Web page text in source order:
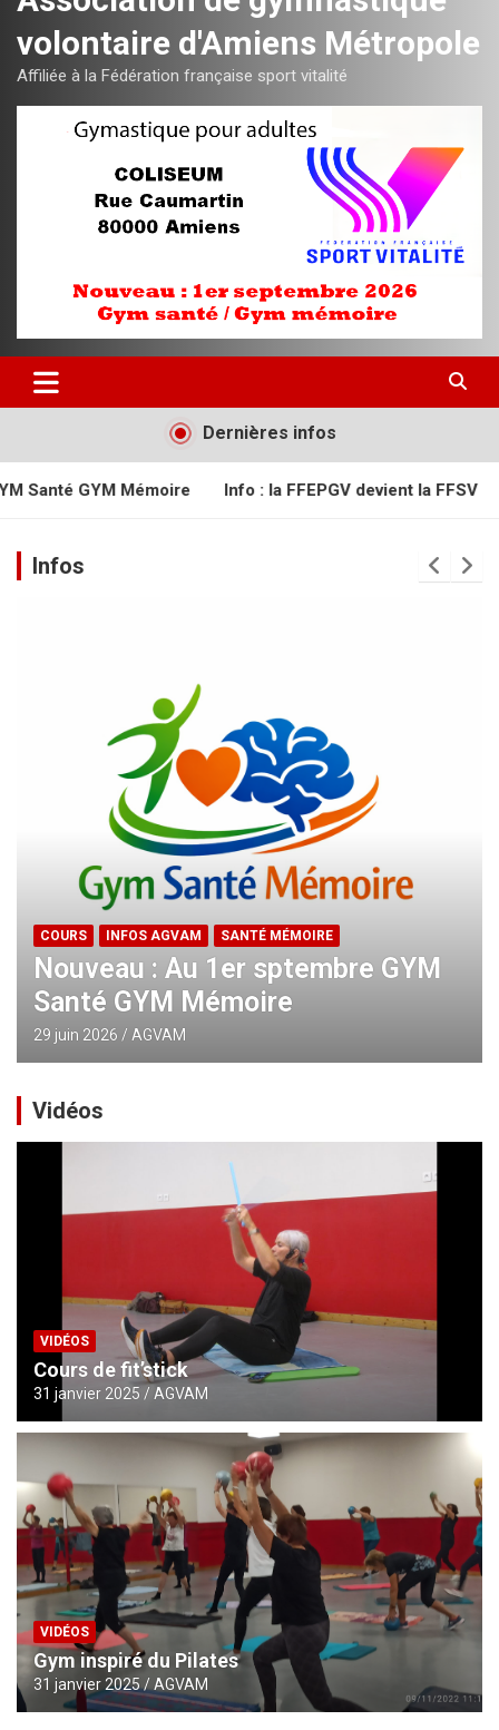
volontaire d'Amiens Métropole
Affiliée à la Fédération française sport vitalité
Dernières infos
Info : la FFEPGV devient la FFSV Semaine du
Infos
COURS INFOS AGVAM SANTÉ MÉMOIRE
Nouveau : Au 1er sptembre GYM
Santé GYM Mémoire
29 juin 2026 AGVAM
Vidéos
VIDÉOS
Cours de fit’stick
31 janvier 2025 AGVAM
VIDÉOS
Gym inspiré du Pilates
31 janvier 2025 AGVAM